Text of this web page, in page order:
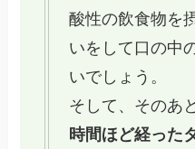
酸性の飲食物を
いをして口の中
いでしょう。
そして、そのあ
時間ほど経った